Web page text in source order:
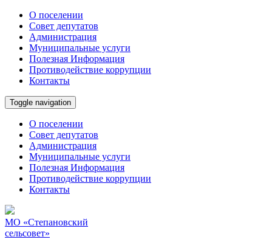
О поселении
Cовет депутатов
Администрация
Муниципальные услуги
Полезная Информация
Противодействие коррупции
Контакты
Toggle navigation
О поселении
Cовет депутатов
Администрация
Муниципальные услуги
Полезная Информация
Противодействие коррупции
Контакты
МО «Степановский
сельсовет»